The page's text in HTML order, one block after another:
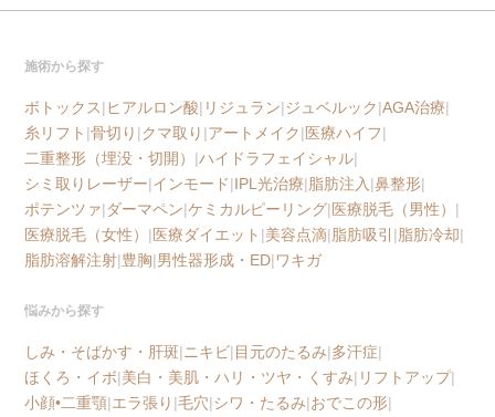
施術から探す
ボトックス|ヒアルロン酸| リジュラン|ジュベルック|AGA治療|
糸リフト |骨切り |クマ取り |アートメイク|医療ハイフ|
二重整形（埋没・切開） |ハイドラフェイシャル|
シミ取りレーザー|インモード|IPL光治療|脂肪注入 |鼻整形|
ポテンツァ|ダーマペン|ケミカルピーリング|医療脱毛（男性） |
医療脱毛（女性） |医療ダイエット |美容点滴|脂肪吸引 |脂肪冷却|
脂肪溶解注射|豊胸|男性器形成・ED|ワキガ
悩みから探す
しみ・そばかす・肝斑| ニキビ|目元のたるみ|多汗症|
ほくろ・イボ|美白・美肌・ハリ・ツヤ・くすみ| リフトアップ|
小顔•二重顎|エラ張り |毛穴|シワ・たるみ|おでこの形|